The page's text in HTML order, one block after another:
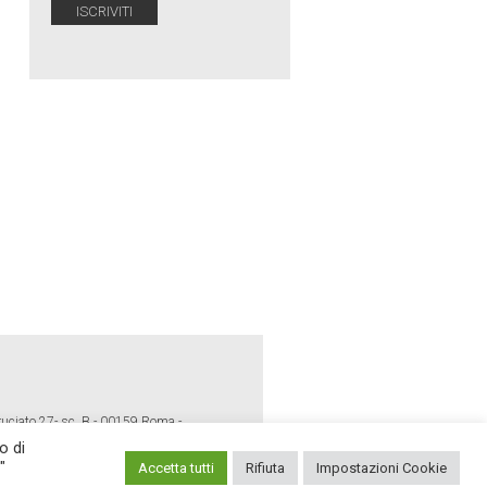
27- sc. B - 00159 Roma -
di
Accetta tutti Rifiuta Impostazioni Cookie